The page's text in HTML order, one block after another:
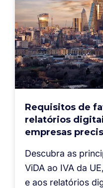
Requisitos de
relatórios
empresas
Descubra as
ViDA ao IVA da
e aos relatórios